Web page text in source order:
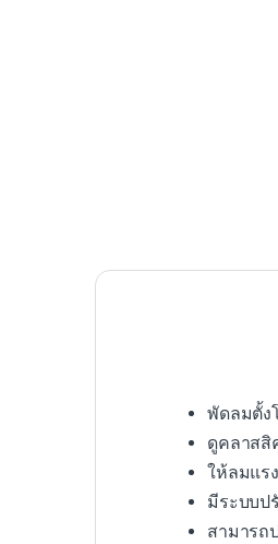
พัดลมตั้ง
ดูคลาสสิ
ให้ลมแร
มีระบบป
สามารถ